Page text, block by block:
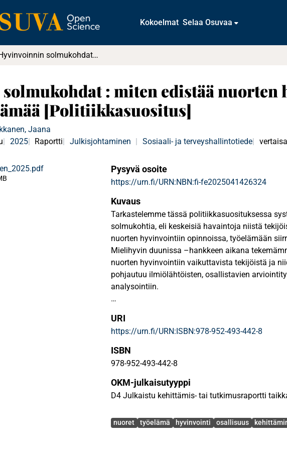
Kokoelmat Selaa Osuvaa
Hyvinvoinnin solmukohdat : miten edistää nuorten hyvinvointia ja kestävää työelämää [Politiikkasuositus]
: miten edistää nuorten
[Politiikkasuositus]
Jaana
2025 Raportti Julkisjohtaminen | Sosiaali- ja terveyshallintotiede
Pysyvä osoite
https://urn.fi/URN:NBN:fi-fe2025041426324
Kuvaus
Tarkastelemme tässä politiikkasuosituksessa
solmukohtia, eli keskeisiä havaintoja niistä
nuorten hyvinvointiin opinnoissa, työelämään
Mielihyvin duunissa –hankkeen aikana
nuorten hyvinvointiin vaikuttavista tekijöistä ja
pohjautuu ilmiölähtöisten, osallistavien
analysointiin.
hyvinvoinnin solmukohtiin, saadaan
vaikuttavuutta. Koska kompleksisen ilmiöön
välisten yhteyksien käsittely kokonaisuudessaan
yksinkertaistusta, joka ei tekisi oikeutta nuorten
kolme tunnistamaamme solmukohtaa. Näitä ovat
huomiointi, nuorelle sopiva työ sekä nuoren
URI
https://urn.fi/URN:ISBN:978-952-493-442-8
ISBN
978-952-493-442-8
OKM-julkaisutyyppi
D4 Julkaistu kehittämis- tai tutkimusraportti
Avainsanat
nuoret työelämä hyvinvointi osallisuus